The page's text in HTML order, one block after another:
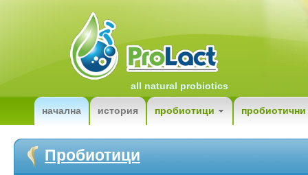
all natural probiotics
начална история пробиотици
Пробиотици